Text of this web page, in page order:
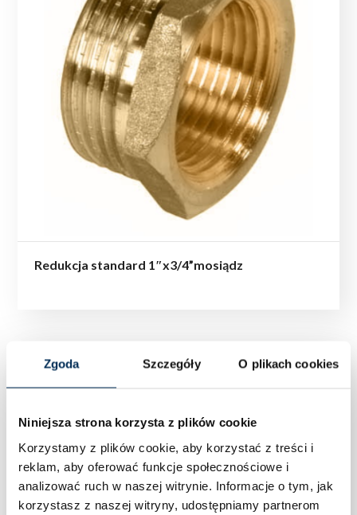
Zgoda Szczegóły O plikach cookies
Niniejsza strona korzysta z plików cookie
Korzystamy z plików cookie, aby korzystać z treści i
reklam, aby oferować funkcje społecznościowe i
analizować ruch w naszej witrynie. Informacje o tym, jak
korzystasz z naszej witryny, udostępniamy partnerom
Redukcja standard 1″x3/4”mosiądz